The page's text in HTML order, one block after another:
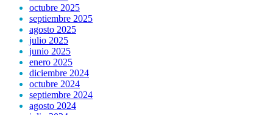
octubre 2025
septiembre 2025
agosto 2025
julio 2025
junio 2025
enero 2025
diciembre 2024
octubre 2024
septiembre 2024
agosto 2024